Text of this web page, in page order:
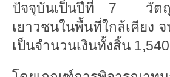
ปัจจุบันเป็นปีที่ 7 วัตถุปร
เยาวชนในพื้นที่ใกล้เคียง
เป็นจำนวนเงินทั้งสิ้น